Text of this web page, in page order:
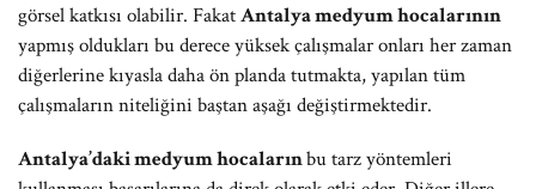
görsel katkısı olabilir. FakatAntalya medyum hocalarının
yapmış oldukları bu derece yüksek çalışmalar onları her zaman
diğerlerine kıyasla daha ön planda tutmakta, yapılan tüm
çalışmaların niteliğini baştan aşağı değiştirmektedir.
Antalya’daki medyum hocalarınbu tarz yöntemleri